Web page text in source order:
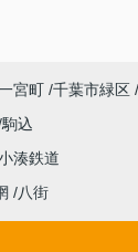
宮町 千葉市緑区
駒込
湊鉄道
八街